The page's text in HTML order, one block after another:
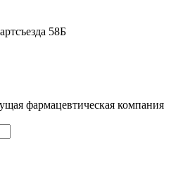
58Б
фармацевтическая компания